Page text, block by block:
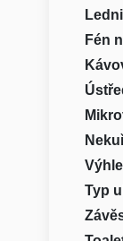
Fén
Typ